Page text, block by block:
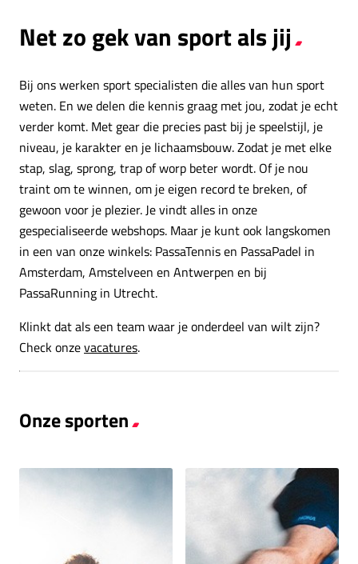
Net zo gek van sport als jij
Bij ons werken sport specialisten die alles van hun sport
weten. En we delen die kennis graag met jou, zodat je echt
verder komt. Met gear die precies past bij je speelstijl, je
niveau, je karakter en je lichaamsbouw. Zodat je met elke
stap, slag, sprong, trap of worp beter wordt. Of je nou
traint om te winnen, om je eigen record te breken, of
gewoon voor je plezier. Je vindt alles in onze
gespecialiseerde webshops. Maar je kunt ook langskomen
in een van onze winkels: PassaTennis en PassaPadel in
Amsterdam, Amstelveen en Antwerpen en bij
PassaRunning in Utrecht.
Klinkt dat als een team waar je onderdeel van wilt zijn?
Check onzevacatures.
Onze sporten